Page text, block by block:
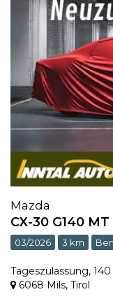
Mazda
CX-30 G140
03/2026 3 km
Tageszulassung, 140
6068 Mils, Tirol